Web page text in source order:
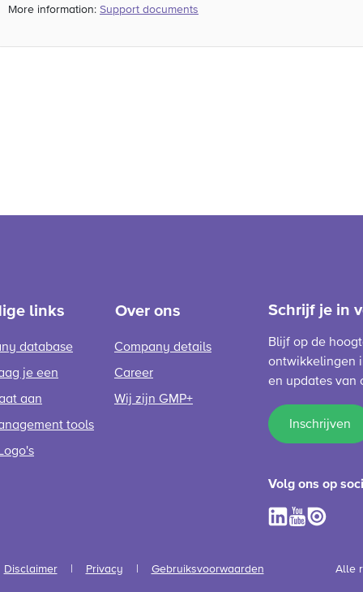
More information: Support documents
links
database
je een
aan
tools
Over ons
Company details
Career
Wij zijn GMP+
Schrijf je in
Blijf op de
ontwikkelingen
en updates van
Inschrijven
Volg ons op
Disclaimer Privacy Gebruiksvoorwaarden Alle